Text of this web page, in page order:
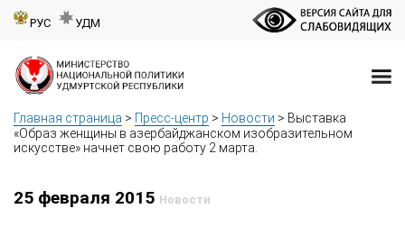
РУС УДМ
Главная страница > Пресс-центр > Новости > Выставка
«Образ женщины в азербайджанском изобразительном
искусстве» начнет свою работу 2 марта.
25 февраля 2015 Новости